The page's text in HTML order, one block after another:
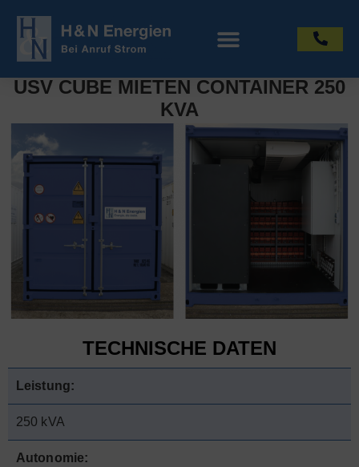
USV CUBE MIETEN CONTAINER 250
KVA
TECHNISCHE DATEN
Leistung:
250 kVA
Autonomie: